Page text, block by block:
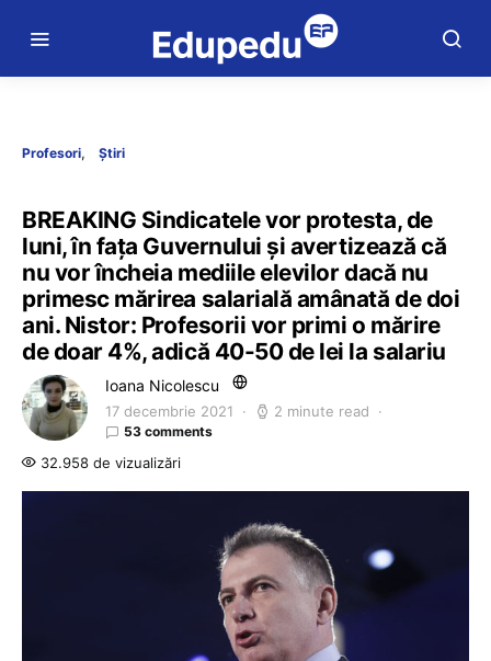
Profesori Știri
BREAKING Sindicatele vor protesta, de
luni, în fața Guvernului și avertizează că
nu vor încheia mediile elevilor dacă nu
primesc mărirea salarială amânată de doi
ani. Nistor: Profesorii vor primi o mărire
de doar 4%, adică 40-50 de lei la salariu
Ioana Nicolescu
17 decembrie 2021 2 minute read
53 comments
32.958 de vizualizări